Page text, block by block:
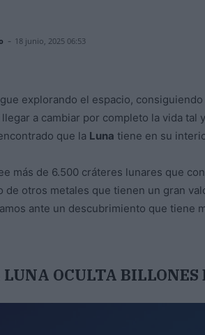
- 18 junio, 2025 06:53
explorando el espacio,
a cambiar por completo la vida tal
que la Luna tiene en su
más de 6.500 cráteres lunares que
de otros metales que tienen un gran
ante un descubrimiento que tiene
OCULTA BILLONES